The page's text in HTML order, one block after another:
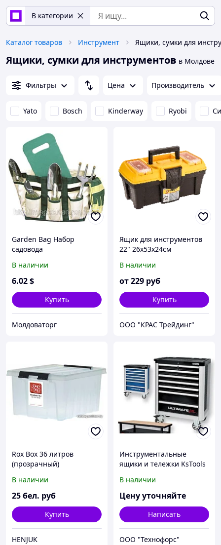
В категории
Каталог товаров Инструмент Ящики, сумки для
Ящики, сумки для инструментов в Молдове
Фильтры Цена Производитель
Yato Bosch Kinderway Ryobi
Garden Bag Набор
садовода
В наличии
6.02$
Купить
Молдоваторг
Ящик для инструментов
22" 26х53х24см
В наличии
от229 руб
Купить
ООО "КРАС Трейдинг"
Rox Box 36 литров
(прозрачный)
В наличии
25бел. руб
Купить
HENJUK
Инструментальные
ящики и тележки KsTools
В наличии
Цену уточняйте
Написать
ООО "Технофорс"